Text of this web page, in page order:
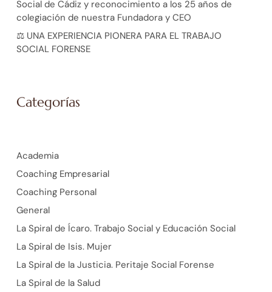
Social de Cádiz y reconocimiento a los 25 años de
colegiación de nuestra Fundadora y CEO
⚖️ UNA EXPERIENCIA PIONERA PARA EL TRABAJO
SOCIAL FORENSE
Categorías
Academia
Coaching Empresarial
Coaching Personal
General
La Spiral de Ícaro. Trabajo Social y Educación Social
La Spiral de Isis. Mujer
La Spiral de la Justicia. Peritaje Social Forense
La Spiral de la Salud